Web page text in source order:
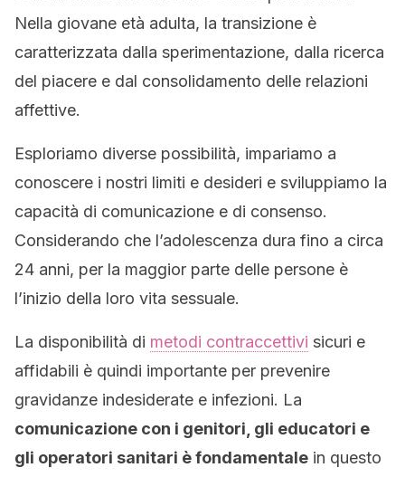
Nella giovane età adulta, la transizione è
caratterizzata dalla sperimentazione, dalla ricerca
del piacere e dal consolidamento delle relazioni
affettive.
Esploriamo diverse possibilità, impariamo a
conoscere i nostri limiti e desideri e sviluppiamo la
capacità di comunicazione e di consenso.
Considerando che l’adolescenza dura fino a circa
24 anni, per la maggior parte delle persone è
l’inizio della loro vita sessuale.
La disponibilità di metodi contraccettivi sicuri e
affidabili è quindi importante per prevenire
gravidanze indesiderate e infezioni. La
comunicazione con i genitori, gli educatori e
gli operatori sanitari è fondamentale in questo